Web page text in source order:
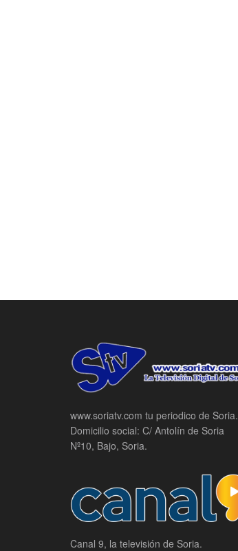
www.soriatv.com tu periodico de Soria.
Domicilio social: C/ Antolín de Soria
Nº10, Bajo, Soria.
Canal 9, la televisión de Soria.